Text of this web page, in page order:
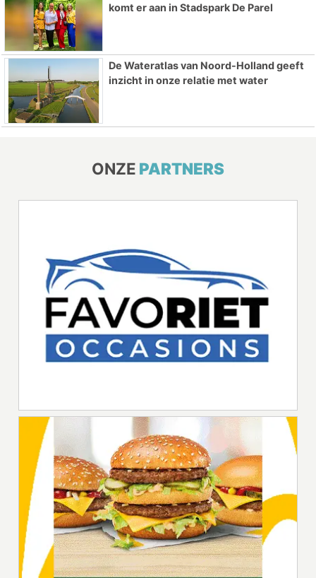
komt er aan in Stadspark De Parel
De Wateratlas van Noord-Holland geeft
inzicht in onze relatie met water
ONZE PARTNERS